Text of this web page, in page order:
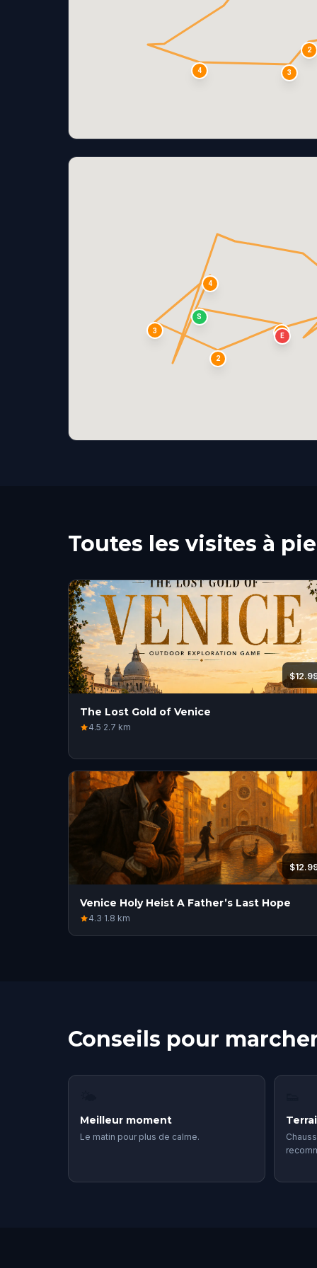
2
3
4
S
1
2
3
4
E
Toutes les visites à
The Lost Gold of Venice
4.5·2.7 km
Venice Holy Heist A Father’s Last Hope
4.3·1.8 km
Conseils pour
Meilleur moment
Le matin pour plus de calme.